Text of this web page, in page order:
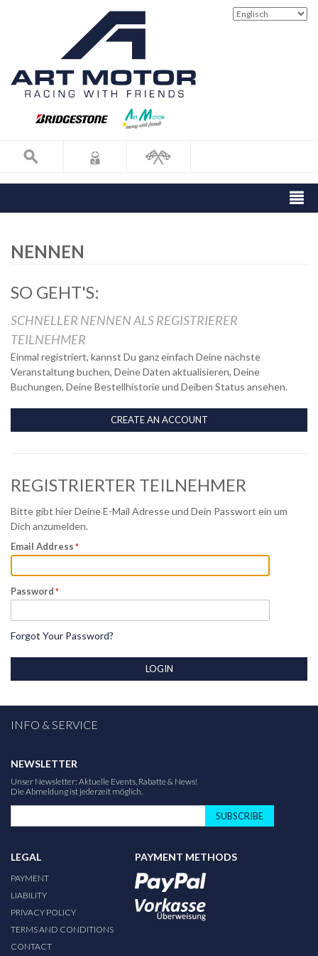
NENNEN
SO GEHT'S:
SCHNELLER NENNEN ALS REGISTRIERER
TEILNEHMER
Einmal registriert, kannst Du ganz einfach Deine nächste
Veranstaltung buchen, Deine Daten aktualisieren, Deine
Buchungen, Deine Bestellhistorie und Deiben Status ansehen.
CREATE AN ACCOUNT
REGISTRIERTER TEILNEHMER
Bitte gibt hier Deine E-Mail Adresse und Dein Passwort ein um
Dich anzumelden.
Email Address
Password
Forgot Your Password?
LOGIN
INFO & SERVICE
NEWSLETTER
Unser Newsletter: Aktuelle Events, Rabatte & News!
Die Abmeldung ist jederzeit möglich.
SUBSCRIBE
LEGAL
PAYMENT
LIABILITY
PRIVACY POLICY
TERMS AND CONDITIONS
CONTACT
PAYMENT METHODS